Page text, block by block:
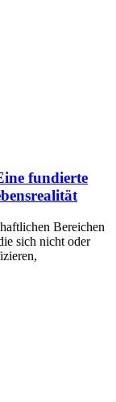
fundierte
Bereichen
sich nicht oder